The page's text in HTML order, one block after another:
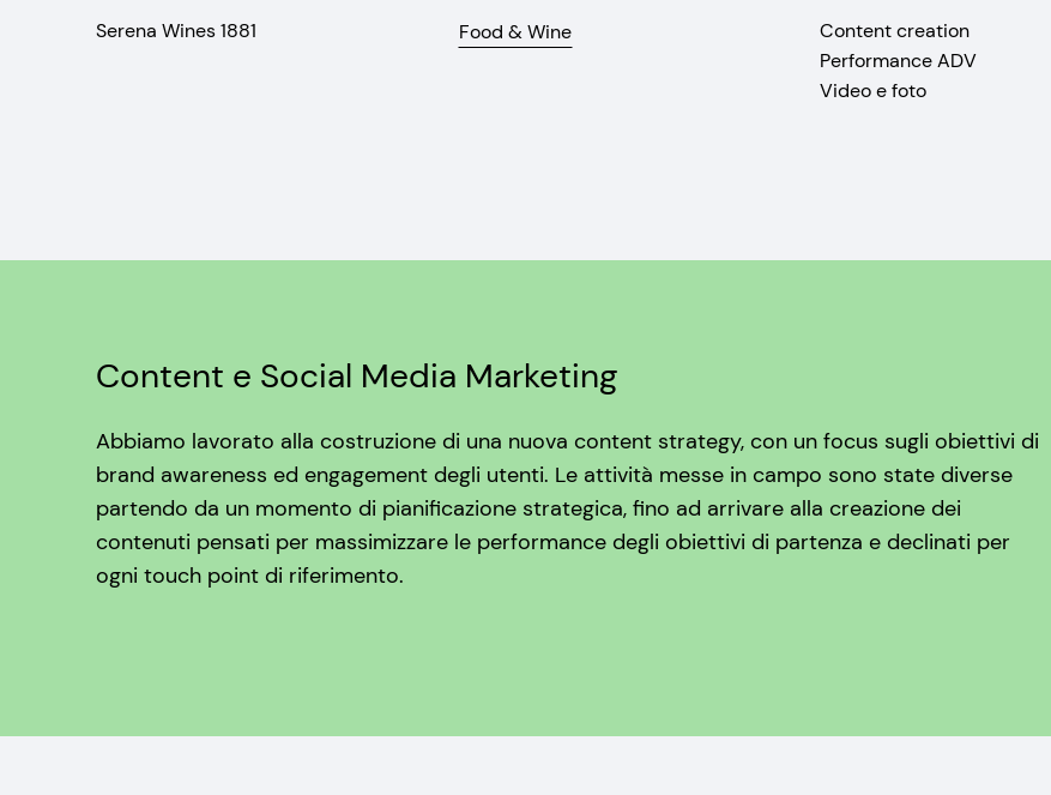
Serena Wines 1881 Food & Wine
Content creation
Performance ADV
Video e foto
Content e Social Media Marketing
Abbiamo lavorato alla costruzione di una nuova content strategy, con un focus sugli obiettivi di
brand awareness ed engagement degli utenti. Le attività messe in campo sono state diverse
partendo da un momento di pianificazione strategica, fino ad arrivare alla creazione dei
contenuti pensati per massimizzare le performance degli obiettivi di partenza e declinati per
ogni touch point di riferimento.